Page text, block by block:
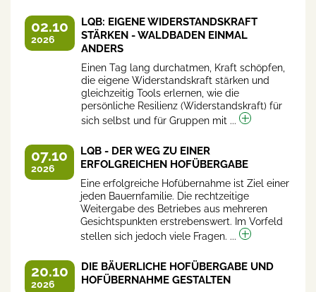
02.10
2026
LQB: EIGENE WIDERSTANDSKRAFT
STÄRKEN - WALDBADEN EINMAL
ANDERS
Einen Tag lang durchatmen, Kraft schöpfen,
die eigene Widerstandskraft stärken und
gleichzeitig Tools erlernen, wie die
persönliche Resilienz (Widerstandskraft) für
sich selbst und für Gruppen mit ...
07.10
2026
LQB - DER WEG ZU EINER
ERFOLGREICHEN HOFÜBERGABE
Eine erfolgreiche Hofübernahme ist Ziel einer
jeden Bauernfamilie. Die rechtzeitige
Weitergabe des Betriebes aus mehreren
Gesichtspunkten erstrebenswert. Im Vorfeld
stellen sich jedoch viele Fragen. ...
20.10
2026
DIE BÄUERLICHE HOFÜBERGABE UND
HOFÜBERNAHME GESTALTEN